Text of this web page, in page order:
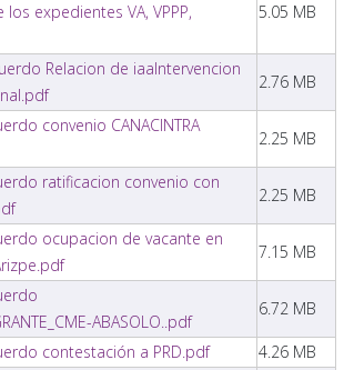
expedientes VA, VPPP,
5.05 MB
Relacion de iaaIntervencion
2.76 MB
convenio CANACINTRA
2.25 MB
ratificacion convenio con
2.25 MB
ocupacion de vacante en
7.15 MB
ABASOLO..pdf
6.72 MB
contestación a PRD.pdf
4.26 MB